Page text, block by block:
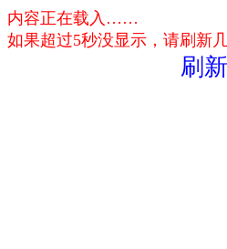
内容正在载入……
如果超过5秒没显示，请刷新
刷新